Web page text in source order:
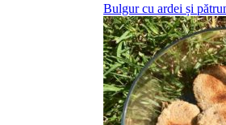
Bulgur cu ardei și